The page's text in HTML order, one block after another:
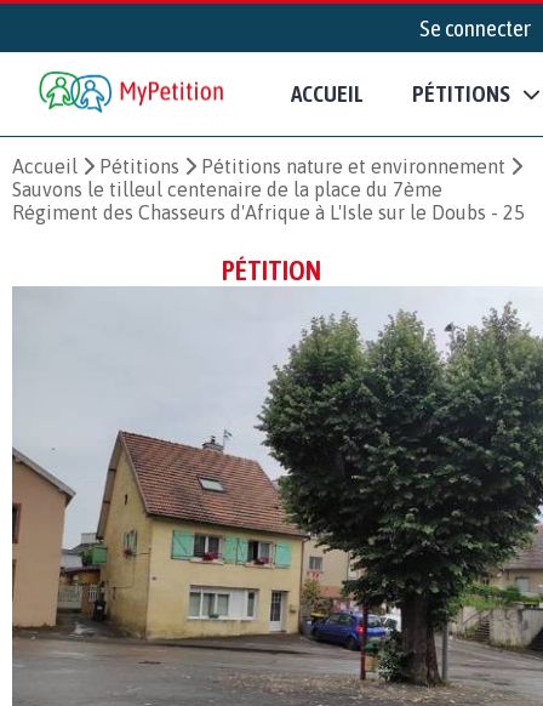
Se connecter
ACCUEIL PÉTITIONS
Accueil Pétitions
Pétitions nature et environnement
Sauvons le tilleul centenaire de la place du 7ème
Régiment des Chasseurs d'Afrique à L'Isle sur le Doubs - 25
PÉTITION